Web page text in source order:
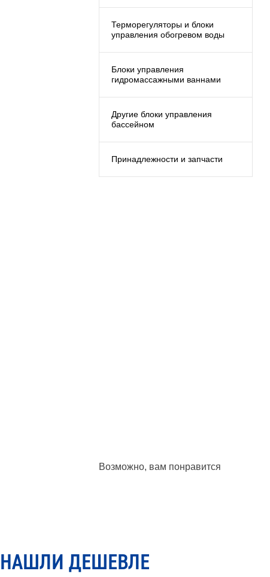
Терморегуляторы и блоки
управления обогревом воды
Блоки управления
гидромассажными ваннами
Другие блоки управления
бассейном
Принадлежности и запчасти
Возможно, вам понравится
НАШЛИ ДЕШЕВЛЕ